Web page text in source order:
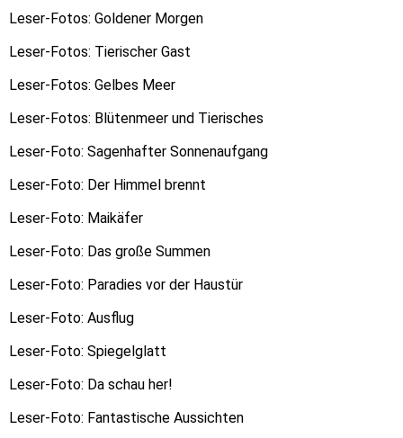
Leser-Fotos: Goldener Morgen
Leser-Fotos: Tierischer Gast
Leser-Fotos: Gelbes Meer
Leser-Fotos: Blütenmeer und Tierisches
Leser-Foto: Sagenhafter Sonnenaufgang
Leser-Foto: Der Himmel brennt
Leser-Foto: Maikäfer
Leser-Foto: Das große Summen
Leser-Foto: Paradies vor der Haustür
Leser-Foto: Ausflug
Leser-Foto: Spiegelglatt
Leser-Foto: Da schau her!
Leser-Foto: Fantastische Aussichten